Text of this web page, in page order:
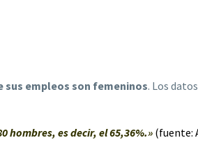
sus empleos son femeninos. Los
hombres, es decir, el 65,36%.» (fuente: